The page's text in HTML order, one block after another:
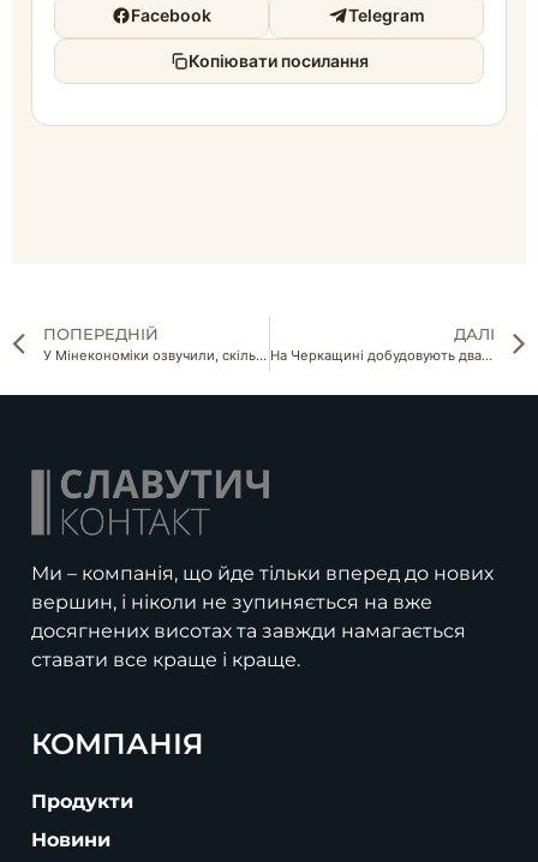
Facebook Telegram
Копіювати посилання
ПОПЕРЕДНІЙ
У Мінекономіки озвучили, скільки земельних угідь вдасться повернути у використання за 10 років
ДАЛІ
На Черкащині добудовують два переробних заводи
Ми – компанія, що йде тільки вперед до нових
вершин, і ніколи не зупиняється на вже
досягнених висотах та завжди намагається
ставати все краще і краще.
КОМПАНІЯ
Продукти
Новини